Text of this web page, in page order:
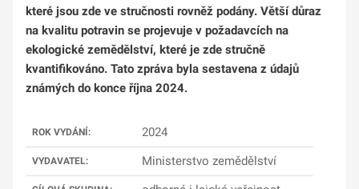
které jsou zde ve stručnosti rovněž podány. Větší důraz
na kvalitu potravin se projevuje v požadavcích na
ekologické zemědělství, které je zde stručně
kvantifikováno. Tato zpráva byla sestavena z údajů
známých do konce října 2024.
ROK VYDÁNÍ: 2024
VYDAVATEL: Ministerstvo zemědělství